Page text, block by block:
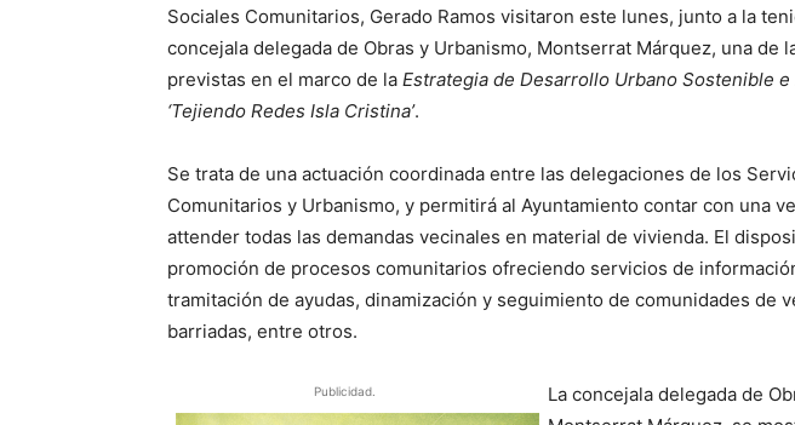
Sociales Comunitarios, Gerado Ramos visitaron este lunes, junto a la
concejala delegada de Obras y Urbanismo, Montserrat Márquez, una de
previstas en el marco de la Estrategia de Desarrollo Urbano Sostenible
‘Tejiendo Redes Isla Cristina’.
Se trata de una actuación coordinada entre las delegaciones de los
Comunitarios y Urbanismo, y permitirá al Ayuntamiento contar con una
attender todas las demandas vecinales en material de vivienda. El
promoción de procesos comunitarios ofreciendo servicios de
tramitación de ayudas, dinamización y seguimiento de comunidades de
barriadas, entre otros.
Publicidad.
La concejala delegada de